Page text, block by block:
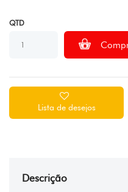
QTD
Lista de desejos
Descrição